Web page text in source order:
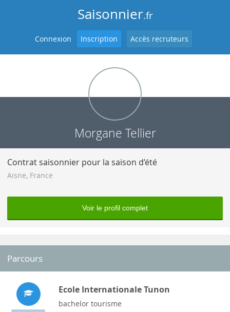
Saisonnier.fr
Connexion Inscription Accès recruteurs
Morgane Tellier
Contrat saisonnier pour la saison d’été
Aisne, France
Voir le profil complet
Parcours
Ecole Internationale Tunon
bachelor tourisme